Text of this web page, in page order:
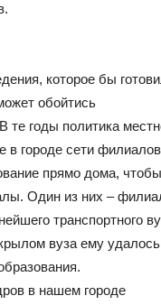
которое бы
обойтись
годы политика
в городе сети филиалов
прямо дома, чтобы
Один из них –
транспортного
вуза ему удалось
в нашем городе